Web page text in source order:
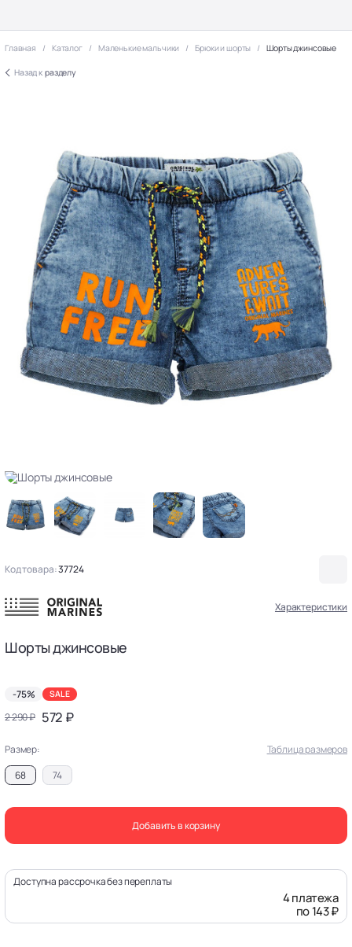
Главная Каталог Маленькие мальчики Брюки и шорты Шорты джинсовые
Назад к разделу
Код товара:37724
Характеристики
Шорты джинсовые
-75% SALE
2 290 ₽ 572 ₽
Размер:
Таблица размеров
68
74
Добавить в корзину
Доступна рассрочка без переплаты
4 платежа
по 143 ₽